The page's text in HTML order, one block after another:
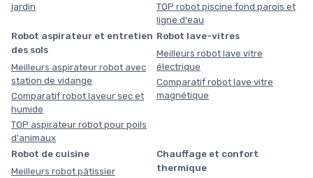
jardin
TOP robot piscine fond parois et
ligne d'eau
Robot aspirateur et entretien
des sols
Meilleurs aspirateur robot avec
station de vidange
Comparatif robot laveur sec et
humide
TOP aspirateur robot pour poils
d'animaux
Robot lave-vitres
Meilleurs robot lave vitre
électrique
Comparatif robot lave vitre
magnétique
Robot de cuisine
Meilleurs robot pâtissier
Chauffage et confort
thermique